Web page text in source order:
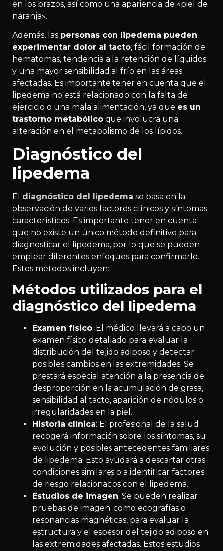
en los brazos, así como una apariencia de «piel de
naranja».
Además, las personas con lipedema pueden
experimentar dolor al tacto, fácil formación de
hematomas, tendencia a la retención de líquidos
y una mayor sensibilidad al frío en las áreas
afectadas. Es importante tener en cuenta que el
lipedema no está relacionado con la falta de
ejercicio o una mala alimentación, ya que es un
trastorno metabólico que involucra una
alteración en el metabolismo de los lípidos.
Diagnóstico del
lipedema
El diagnóstico del lipedema se basa en la
observación de varios factores clínicos y síntomas
característicos. Es importante tener en cuenta
que no existe un único método definitivo para
diagnosticar el lipedema, por lo que se pueden
emplear diferentes enfoques para confirmarlo.
Estos métodos incluyen:
Métodos utilizados para el
diagnóstico del lipedema
Examen físico: El médico llevará a cabo un
examen físico detallado para evaluar la
distribución del tejido adiposo y detectar
posibles cambios en las extremidades. Se
prestará especial atención a la presencia de
desproporción en la acumulación de grasa,
sensibilidad al tacto, aparición de nódulos o
irregularidades en la piel.
Historia clínica: El profesional de la salud
recogerá información sobre los síntomas, su
evolución y posibles antecedentes familiares
de lipedema. Esto ayudará a descartar otras
condiciones similares o a identificar factores
de riesgo relacionados con el lipedema.
Estudios de imagen: Se pueden realizar
pruebas de imagen, como ecografías o
resonancias magnéticas, para evaluar la
estructura y el espesor del tejido adiposo en
las extremidades afectadas. Estos estudios